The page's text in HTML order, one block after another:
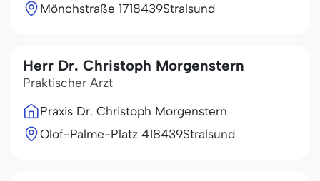
Mönchstraße 1718439Stralsund
Herr Dr. Christoph Morgenstern
Praktischer Arzt
Praxis Dr. Christoph Morgenstern
Olof-Palme-Platz 418439Stralsund